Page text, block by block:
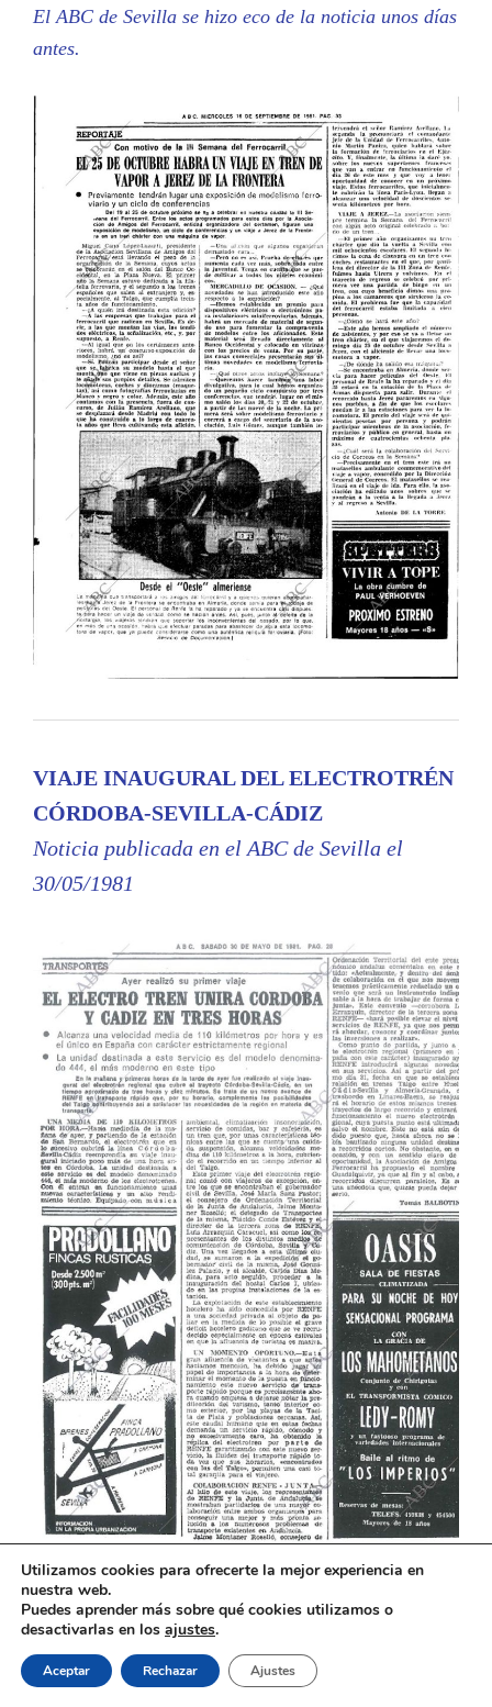
El ABC de Sevilla se hizo eco de la noticia unos días
antes.
VIAJE INAUGURAL DEL ELECTROTRÉN
CÓRDOBA-SEVILLA-CÁDIZ
Noticia publicada en el ABC de Sevilla el
30/05/1981
VIAJE ESPECIAL FLETADO POR LA ASAF
ENTRE CÓRDOBA Y SEVILLA
Utilizamos cookies para ofrecerte la mejor experiencia en
nuestra web.
Puedes aprender más sobre qué cookies utilizamos o
desactivarlas en los ajustes.
Aceptar Rechazar Ajustes